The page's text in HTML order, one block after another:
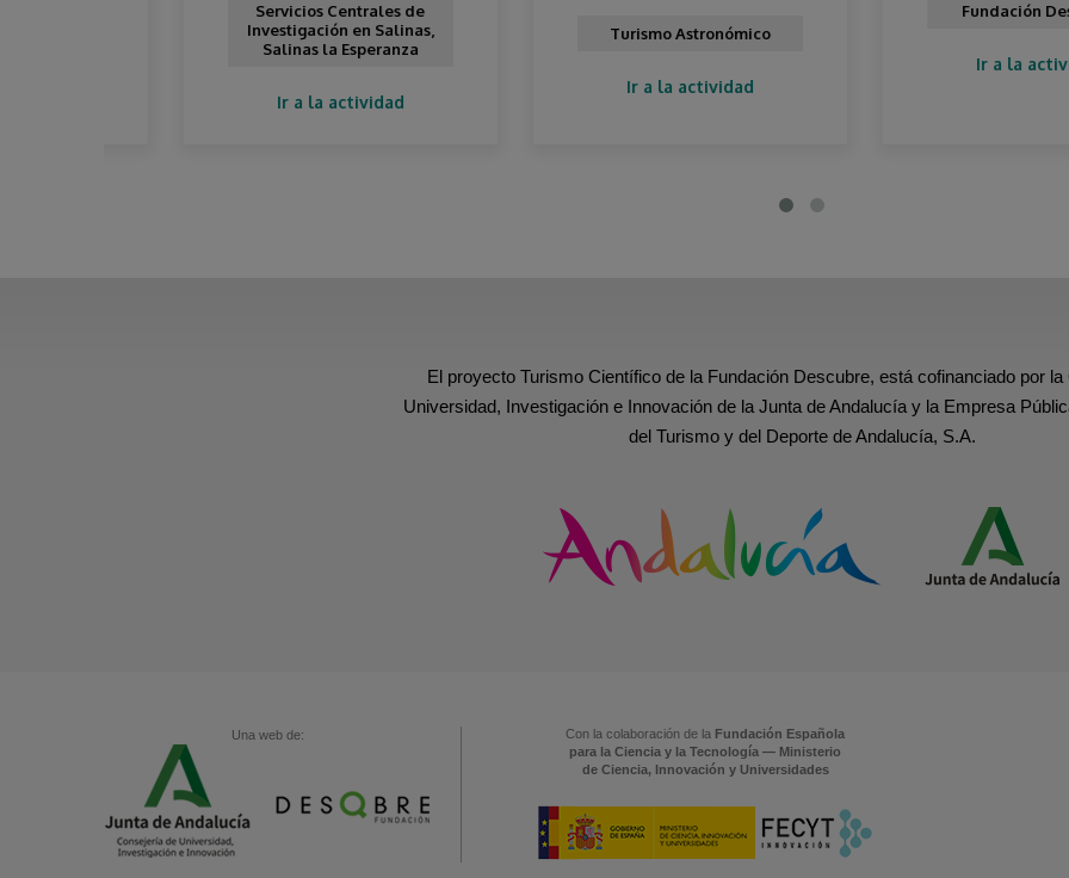
Servicios Centrales de
Investigación en Salinas,
Salinas la Esperanza
Ir a la actividad
Turismo Astronómico
Ir a la actividad
Fundación Descubre
Ir a la actividad
El proyecto Turismo Científico de la Fundación Descubre, está cofinanciado por
Universidad, Investigación e Innovación de la Junta de Andalucía y la Empresa
del Turismo y del Deporte de Andalucía, S.A.
Una web de: Con la colaboración de la Fundación Española
para la Ciencia y la Tecnología — Ministerio
de Ciencia, Innovación y Universidades